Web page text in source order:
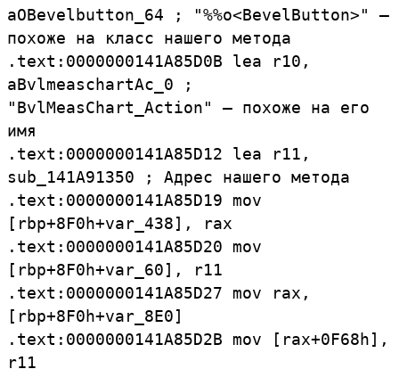
aOBevelbutton_ 64 ; "%%o<BevelButton>" —
похоже на класс нашего метода
. text: 0000000141A85D0B lea
r10,
aBvlmeaschartAc_ 0 ;
"BvlMeasChart_ Action" — похоже на его
имя
. text: 0000000141A85D12 lea
r11,
sub_ 141A91350 ; Адрес нашего метода
. text: 0000000141A85D19 mov
[ rbp+8F0h+var_ 438],
rax
. text: 0000000141A85D20 mov
[ rbp+8F0h+var_ 60],
r11
. text: 0000000141A85D27 mov
rax,
[ rbp+8F0h+var_ 8E0]
. text: 0000000141A85D2B mov [ rax+0F68h],
r11